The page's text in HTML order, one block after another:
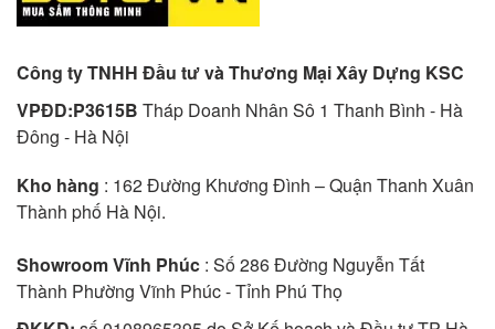
Công ty TNHH Đầu tư và Thương Mại Xây Dựng KSC
VPĐD:P3615B Tháp Doanh Nhân Sô 1 Thanh Bình - Hà
Đông - Hà Nội
Kho hàng : 162 Đường Khương Đình – Quận Thanh Xuân
Thành phố Hà Nội.
Showroom Vĩnh Phúc : Số 286 Đường Nguyễn Tất
Thành Phường Vĩnh Phúc - Tỉnh Phú Thọ